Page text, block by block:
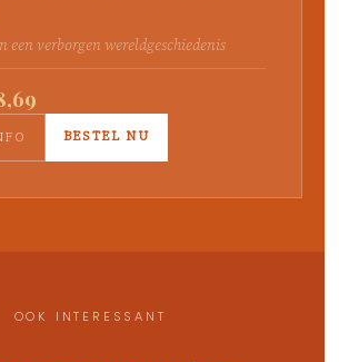
een verborgen wereldgeschiedenis
BESTEL NU
OOK INTERESSANT